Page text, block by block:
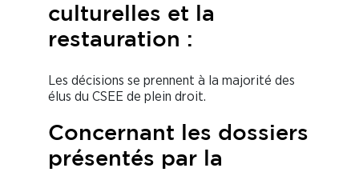
culturelles et la
restauration :
Les décisions se prennent à la majorité des
élus du CSEE de plein droit.
Concernant les dossiers
présentés par la